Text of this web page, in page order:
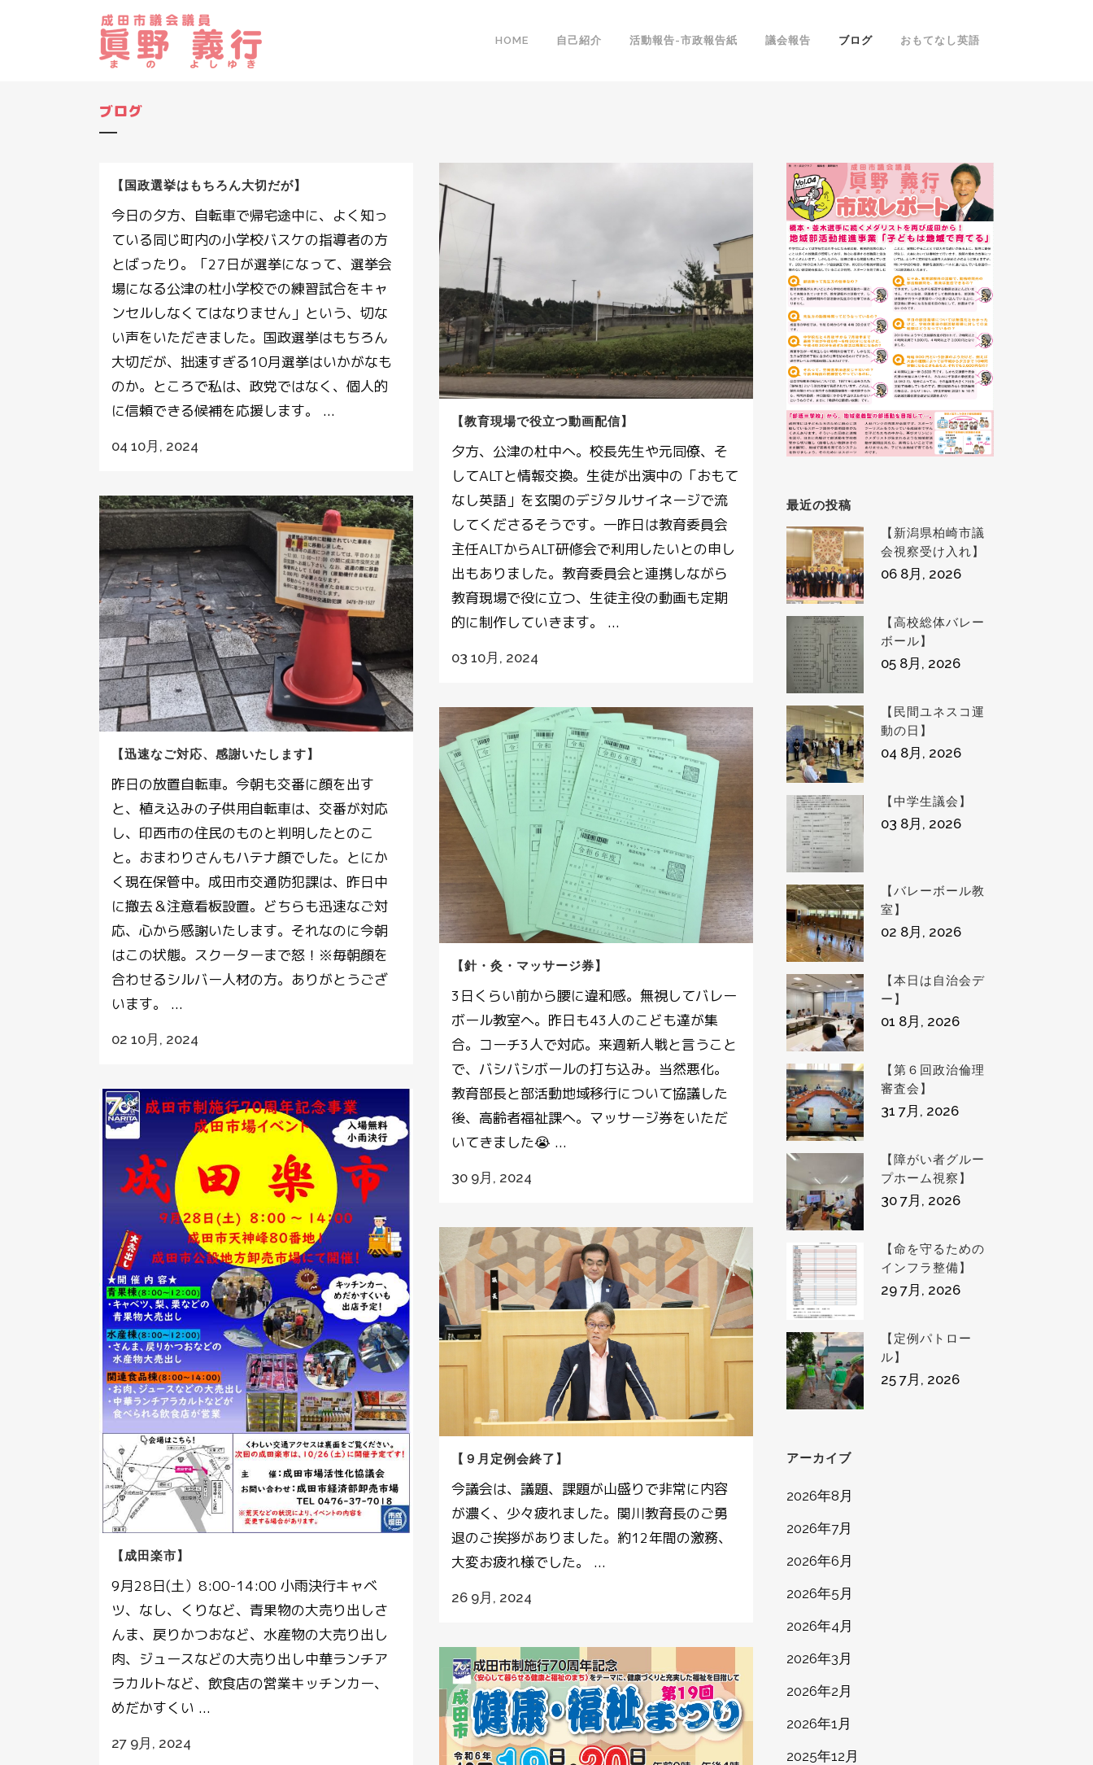
HOME 自己紹介 活動報告-市政報告紙 議会報告 ブログ おもてなし英語
ブログ
【国政選挙はもちろん大切だが】
今日の夕方、自転車で帰宅途中に、よく知っ
ている同じ町内の小学校バスケの指導者の方
とばったり。「27日が選挙になって、選挙会
場になる公津の杜小学校での練習試合をキャ
ンセルしなくてはなりません」という、切な
い声をいただきました。国政選挙はもちろん
大切だが、拙速すぎる10月選挙はいかがなも
のか。ところで私は、政党ではなく、個人的
に信頼できる候補を応援します。 ...
04 10月, 2024
【教育現場で役立つ動画配信】
夕方、公津の杜中へ。校長先生や元同僚、そ
してALTと情報交換。生徒が出演中の「おもて
なし英語」を玄関のデジタルサイネージで流
してくださるそうです。一昨日は教育委員会
主任ALTからALT研修会で利用したいとの申し
出もありました。教育委員会と連携しながら
教育現場で役に立つ、生徒主役の動画も定期
的に制作していきます。 ...
03 10月, 2024
【迅速なご対応、感謝いたします】
昨日の放置自転車。今朝も交番に顔を出す
と、植え込みの子供用自転車は、交番が対応
し、印西市の住民のものと判明したとのこ
と。おまわりさんもハテナ顔でした。とにか
く現在保管中。成田市交通防犯課は、昨日中
に撤去＆注意看板設置。どちらも迅速なご対
応、心から感謝いたします。それなのに今朝
はこの状態。スクーターまで怒！※毎朝顔を
合わせるシルバー人材の方。ありがとうござ
います。 ...
02 10月, 2024
【針・灸・マッサージ券】
3日くらい前から腰に違和感。無視してバレー
ボール教室へ。昨日も43人のこども達が集
合。コーチ3人で対応。来週新人戦と言うこと
で、バシバシボールの打ち込み。当然悪化。
教育部長と部活動地域移行について協議した
後、高齢者福祉課へ。マッサージ券をいただ
いてきました😭 ...
30 9月, 2024
【成田楽市】
9月28日(土）8:00-14:00 小雨決行キャベ
ツ、なし、くりなど、青果物の大売り出しさ
んま、戻りかつおなど、水産物の大売り出し
肉、ジュースなどの大売り出し中華ランチア
ラカルトなど、飲食店の営業キッチンカー、
めだかすくい ...
27 9月, 2024
【９月定例会終了】
今議会は、議題、課題が山盛りで非常に内容
が濃く、少々疲れました。関川教育長のご勇
退のご挨拶がありました。約12年間の激務、
大変お疲れ様でした。 ...
26 9月, 2024
最近の投稿
【新潟県柏崎市議
会視察受け入れ】
06 8月, 2026
【高校総体バレー
ボール】
05 8月, 2026
【民間ユネスコ運
動の日】
04 8月, 2026
【中学生議会】
03 8月, 2026
【バレーボール教
室】
02 8月, 2026
【本日は自治会デ
ー】
01 8月, 2026
【第６回政治倫理
審査会】
31 7月, 2026
【障がい者グルー
プホーム視察】
30 7月, 2026
【命を守るための
インフラ整備】
29 7月, 2026
【定例パトロー
ル】
25 7月, 2026
アーカイブ
2026年8月
2026年7月
2026年6月
2026年5月
2026年4月
2026年3月
2026年2月
2026年1月
2025年12月